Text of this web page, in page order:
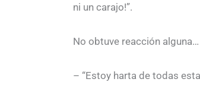
ni un carajo!”.
No obtuve reacción alguna…
– “Estoy harta de todas